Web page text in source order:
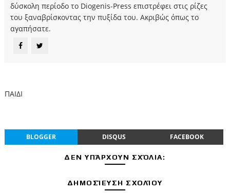
δύσκολη περίοδο το Diogenis-Press επιστρέφει στις ρίζες
του ξαναβρίσκοντας την πυξίδα του. Ακριβώς όπως το
αγαπήσατε.
ΠΑΙΔΙ
BLOGGER DISQUS FACEBOOK
ΔΕΝ ΥΠΆΡΧΟΥΝ ΣΧΌΛΙΑ:
ΔΗΜΟΣΊΕΥΣΗ ΣΧΟΛΊΟΥ